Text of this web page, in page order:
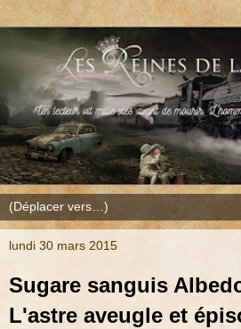
lundi 30 mars 2015
Sugare sanguis
L'astre aveugle et